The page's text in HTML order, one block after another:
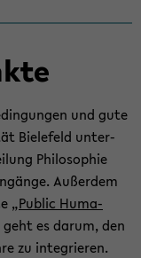
und gute
Bie­le­feld un­ter­
Phi­lo­so­phie
Au­ßer­dem
„Pu­blic Hu­ma­
es darum, den
zu in­te­grie­ren.